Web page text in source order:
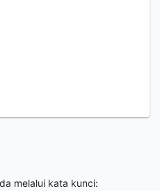
melalui kata kunci: